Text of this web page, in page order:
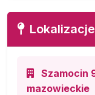
Lokalizacje
Szamocin
mazowieckie